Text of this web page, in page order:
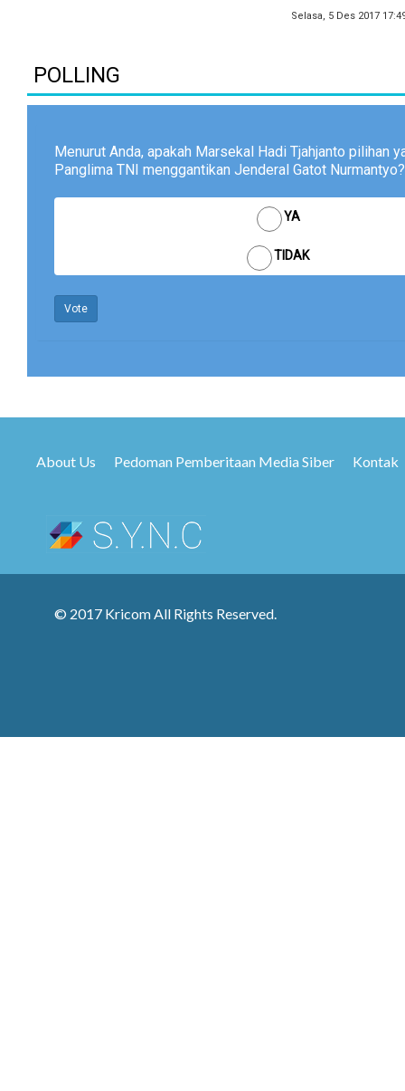
Selasa, 5 Des 2017
POLLING
Menurut Anda, apakah Marsekal Hadi Tjahjanto pilihan
Panglima TNI menggantikan Jenderal Gatot Nurmantyo?
YA
TIDAK
Vote
About Us Pedoman Pemberitaan Media Siber Kontak
© 2017 Kricom All Rights Reserved.